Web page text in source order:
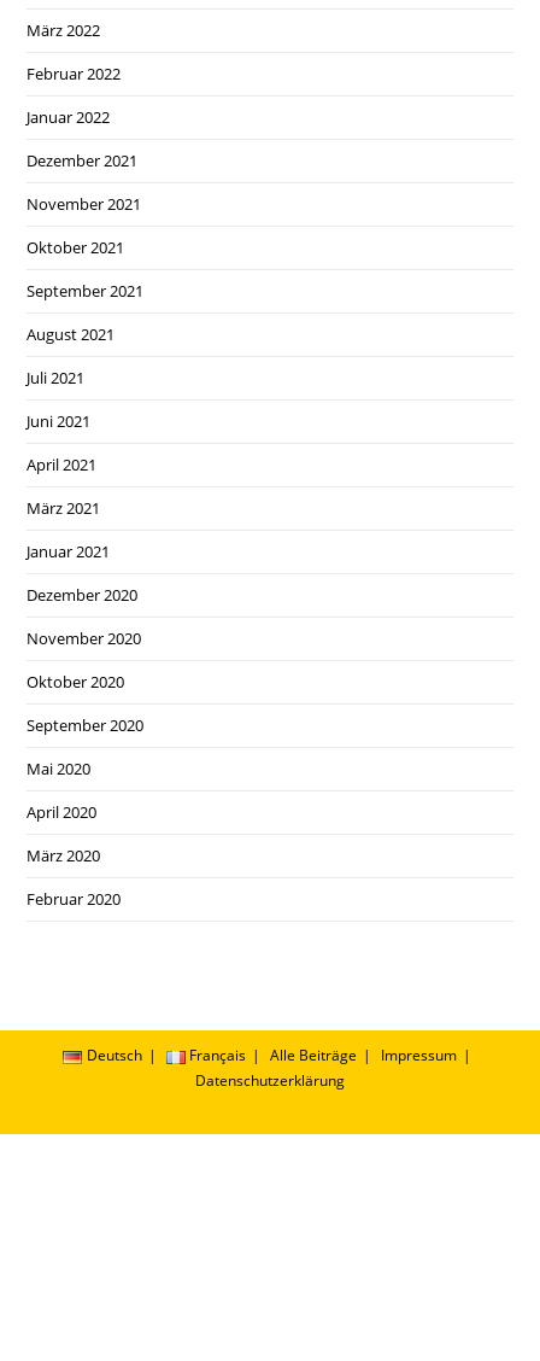
März 2022
Februar 2022
Januar 2022
Dezember 2021
November 2021
Oktober 2021
September 2021
August 2021
Juli 2021
Juni 2021
April 2021
März 2021
Januar 2021
Dezember 2020
November 2020
Oktober 2020
September 2020
Mai 2020
April 2020
März 2020
Februar 2020
Deutsch Français Alle Beiträge
Impressum
Datenschutzerklärung